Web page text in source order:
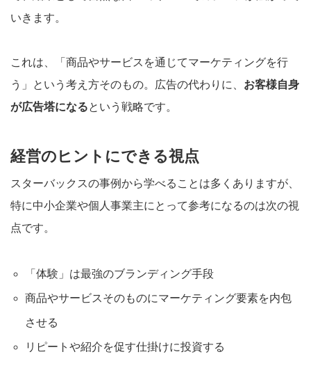
いきます。
これは、「商品やサービスを通じてマーケティングを行
う」という考え方そのもの。広告の代わりに、 お客様自身
が広告塔になるという戦略です。
経営のヒントにできる視点
スターバックスの事例から学べることは多くありますが、
特に中小企業や個人事業主にとって参考になるのは次の視
点です。
「体験」は最強のブランディング手段
商品やサービスそのものにマーケティング要素を内包
させる
リピートや紹介を促す仕掛けに投資する